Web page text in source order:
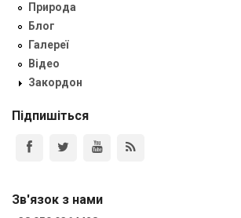
Природа
Блог
Галереї
Відео
Закордон
Підпишіться
Зв'язок з нами